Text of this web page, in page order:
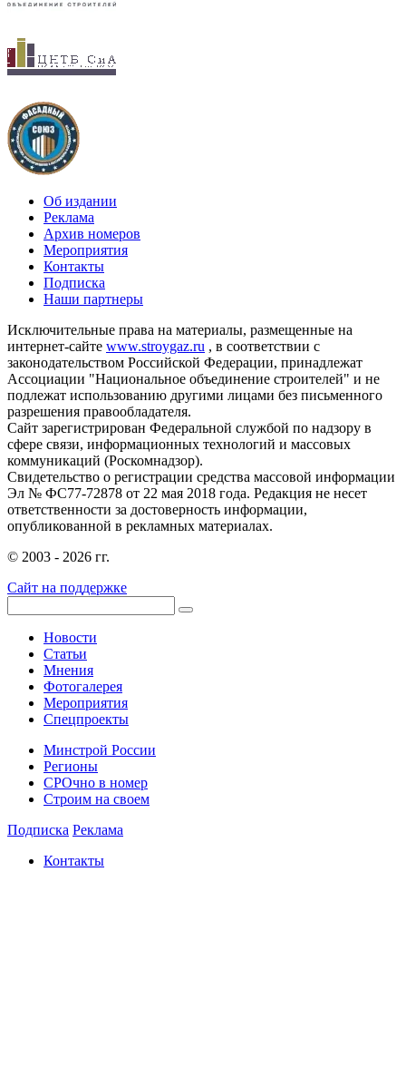
Об издании
Реклама
Архив номеров
Мероприятия
Контакты
Подписка
Наши партнеры
Исключительные права на материалы, размещенные на
интернет-сайте www.stroygaz.ru , в соответствии с
законодательством Российской Федерации, принадлежат
Ассоциации "Национальное объединение строителей" и не
подлежат использованию другими лицами без письменного
разрешения правообладателя.
Сайт зарегистрирован Федеральной службой по надзору в
сфере связи, информационных технологий и массовых
коммуникаций (Роскомнадзор).
Свидетельство о регистрации средства массовой информации
Эл № ФС77-72878 от 22 мая 2018 года. Редакция не несет
ответственности за достоверность информации,
опубликованной в рекламных материалах.
© 2003 - 2026 гг.
Сайт на поддержке
Новости
Статьи
Мнения
Фотогалерея
Мероприятия
Спецпроекты
Минстрой России
Регионы
СРОчно в номер
Строим на своем
Подписка Реклама
Контакты